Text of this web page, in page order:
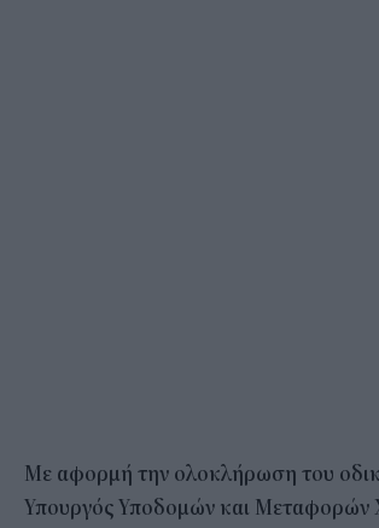
Με αφορμή την ολοκλήρωση του
Υπουργός Υποδομών και Μεταφορών